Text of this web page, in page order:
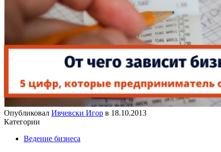
Опубликовал Ивчевски Игор в 18.10.2013
Категории
Ведение бизнеса